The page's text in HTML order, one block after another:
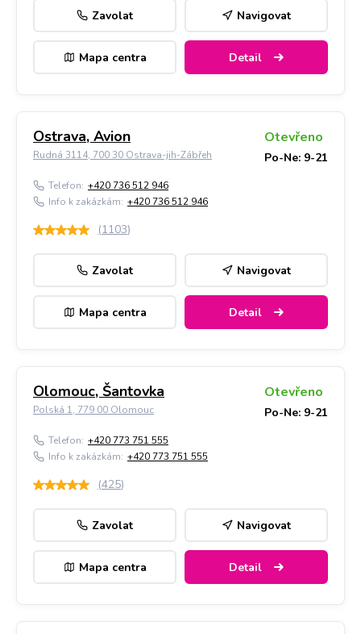
Zavolat Navigovat
Mapa centra Detail
Ostrava, Avion
Rudná 3114, 700 30 Ostrava-jih-Zábřeh
Otevřeno
Po-Ne: 9-21
Telefon: +420 736 512 946
Info k zakázkám: +420 736 512 946
(1103)
Zavolat Navigovat
Mapa centra Detail
Olomouc, Šantovka
Polská 1, 779 00 Olomouc
Otevřeno
Po-Ne: 9-21
Telefon: +420 773 751 555
Info k zakázkám: +420 773 751 555
(425)
Zavolat Navigovat
Mapa centra Detail